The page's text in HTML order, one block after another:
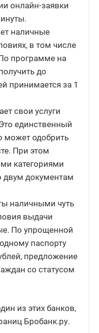
онлайн-заявки
наличные
в том числе
программе на
до
принимается за 1
свои услуги
единственный
может одобрить
При этом
категориями
двум документам
наличными чуть
выдачи
По упрощенной
паспорту
предложение
со статусом
из этих банков,
Бробанк.ру.